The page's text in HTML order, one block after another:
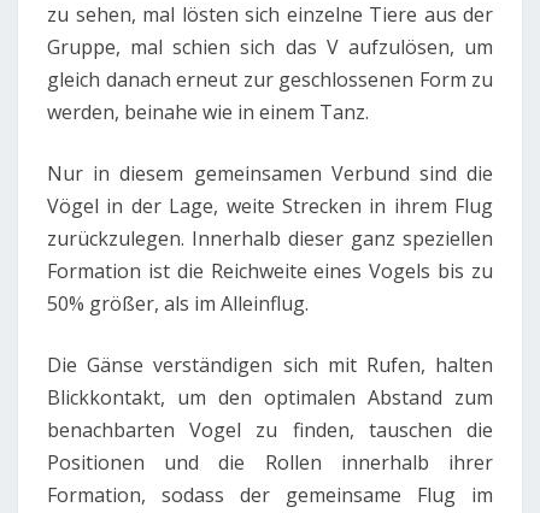
zu sehen, mal lösten sich einzelne Tiere aus der
Gruppe, mal schien sich das V aufzulösen, um
gleich danach erneut zur geschlossenen Form zu
werden, beinahe wie in einem Tanz.
Nur in diesem gemeinsamen Verbund sind die
Vögel in der Lage, weite Strecken in ihrem Flug
zurückzulegen. Innerhalb dieser ganz speziellen
Formation ist die Reichweite eines Vogels bis zu
50% größer, als im Alleinflug.
Die Gänse verständigen sich mit Rufen, halten
Blickkontakt, um den optimalen Abstand zum
benachbarten Vogel zu finden, tauschen die
Positionen und die Rollen innerhalb ihrer
Formation, sodass der gemeinsame Flug im